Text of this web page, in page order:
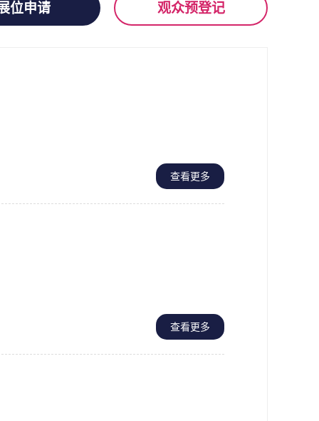
位申请 观众预登记
查看更多
查看更多